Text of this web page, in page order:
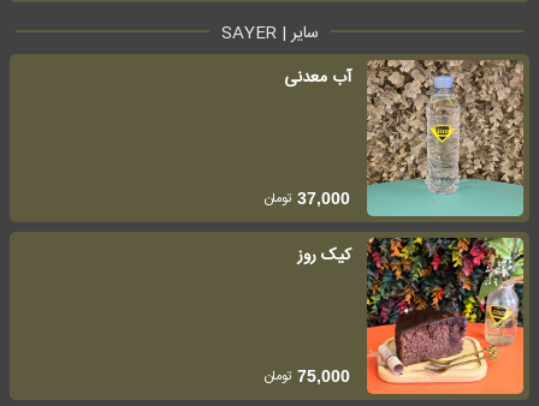
سایر | SAYER
آب معدنی
37,000 تومان
کیک روز
75,000 تومان